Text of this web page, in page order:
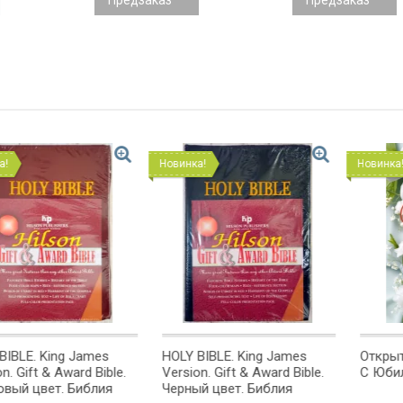
James
Bible.
Новинка!
HOLY BIBLE. King James
Version. Gift & Award Bible.
Черный цвет. Библия
Новинка!
Открытка
С Юбилеем!